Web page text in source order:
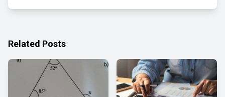
Related Posts